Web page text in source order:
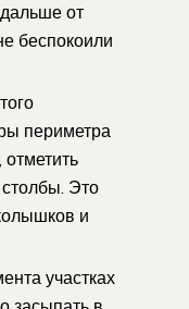
от
беспокоили
периметра
столбы. Это
и
участках